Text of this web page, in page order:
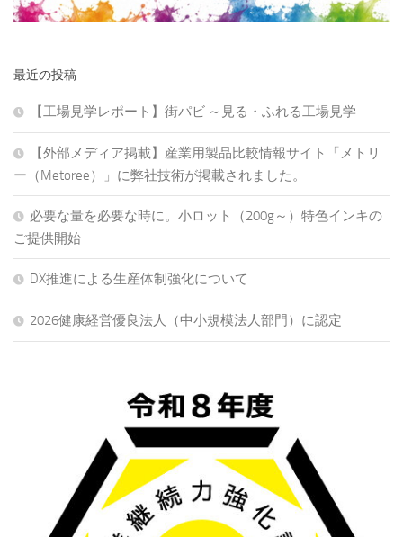
最近の投稿
【工場見学レポート】街パビ ～見る・ふれる工場見学
【外部メディア掲載】産業用製品比較情報サイト「メトリ
ー（Metoree）」に弊社技術が掲載されました。
必要な量を必要な時に。小ロット（200g～）特色インキの
ご提供開始
DX推進による生産体制強化について
2026健康経営優良法人（中小規模法人部門）に認定